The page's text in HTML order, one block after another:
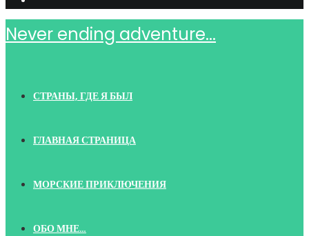
Never ending adventure...
СТРАНЫ, ГДЕ Я БЫЛ
ГЛАВНАЯ СТРАНИЦА
МОРСКИЕ ПРИКЛЮЧЕНИЯ
ОБО МНЕ…